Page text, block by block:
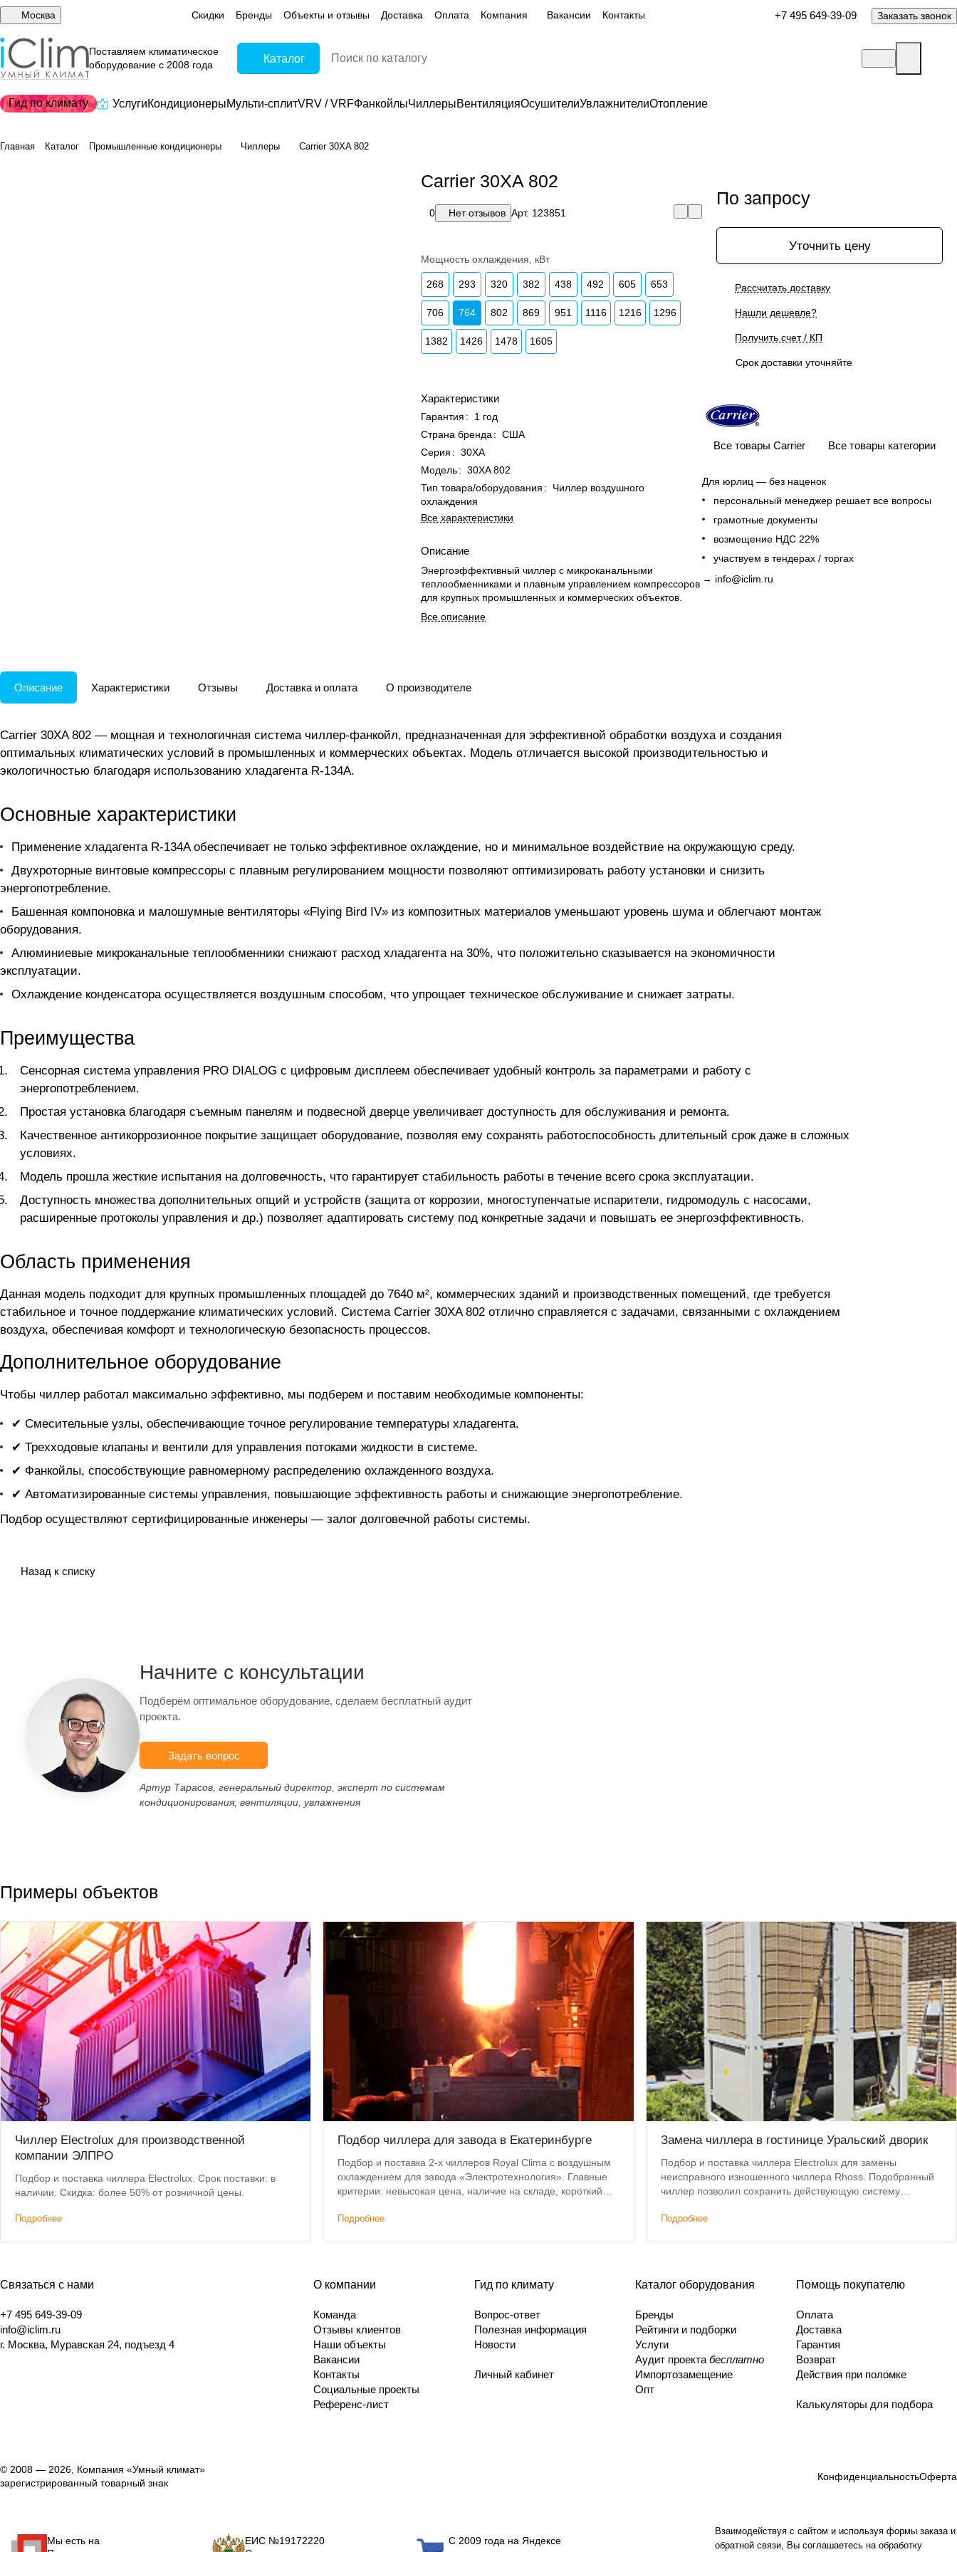
Москва Скидки Бренды Объекты и отзывы Доставка Оплата Компания Вакансии Контакты +7 495 649-39-09 Заказать звонок
Поставляем климатическое
оборудование с 2008 года
Каталог
Гид по климату УслугиКондиционерыМульти-сплитVRV / VRFФанкойлыЧиллерыВентиляцияОсушителиУвлажнителиОтопление
Главная Каталог Промышленные кондиционеры Чиллеры Carrier 30XA 802
Carrier 30XA 802
0 Нет отзывов Арт. 123851
Мощность охлаждения, кВт
268 293 320 382 438 492 605 653
706 764 802 869 951 1116 1216 1296
1382 1426 1478 1605
Характеристики
Гарантия :
1 год
Страна бренда : США
Серия : 30XA
Модель: 30XA 802
Тип товара/оборудования :
Чиллер воздушного
охлаждения
Все характеристики
Описание
Энергоэффективный чиллер с микроканальными
теплообменниками и плавным управлением компрессоров
для крупных промышленных и коммерческих объектов.
Все описание
По запросу
Уточнить цену
Рассчитать доставку
Нашли дешевле?
Получить счет / КП
Срок доставки уточняйте
Все товары Carrier Все товары категории
Для юрлиц — без наценок
персональный менеджер решает все вопросы
грамотные документы
возмещение НДС 22%
участвуем в тендерах / торгах
→ info@iclim.ru
Описание Характеристики Отзывы Доставка и оплата О производителе
Carrier 30XA 802 — мощная и технологичная система чиллер-фанкойл, предназначенная для эффективной обработки воздуха и создания
оптимальных климатических условий в промышленных и коммерческих объектах. Модель отличается высокой производительностью и
экологичностью благодаря использованию хладагента R-134A.
Основные характеристики
Применение хладагента R-134A обеспечивает не только эффективное охлаждение, но и минимальное воздействие на окружающую среду.
Двухроторные винтовые компрессоры с плавным регулированием мощности позволяют оптимизировать работу установки и снизить
энергопотребление.
Башенная компоновка и малошумные вентиляторы «Flying Bird IV» из композитных материалов уменьшают уровень шума и облегчают монтаж
оборудования.
Алюминиевые микроканальные теплообменники снижают расход хладагента на 30%, что положительно сказывается на экономичности
эксплуатации.
Охлаждение конденсатора осуществляется воздушным способом, что упрощает техническое обслуживание и снижает затраты.
Преимущества
Сенсорная система управления PRO DIALOG с цифровым дисплеем обеспечивает удобный контроль за параметрами и работу с
энергопотреблением.
Простая установка благодаря съемным панелям и подвесной дверце увеличивает доступность для обслуживания и ремонта.
Качественное антикоррозионное покрытие защищает оборудование, позволяя ему сохранять работоспособность длительный срок даже в сложных
условиях.
Модель прошла жесткие испытания на долговечность, что гарантирует стабильность работы в течение всего срока эксплуатации.
Доступность множества дополнительных опций и устройств (защита от коррозии, многоступенчатые испарители, гидромодуль с насосами,
расширенные протоколы управления и др.) позволяет адаптировать систему под конкретные задачи и повышать ее энергоэффективность.
Область применения
Данная модель подходит для крупных промышленных площадей до 7640 м², коммерческих зданий и производственных помещений, где требуется
стабильное и точное поддержание климатических условий. Система Carrier 30XA 802 отлично справляется с задачами, связанными с охлаждением
воздуха, обеспечивая комфорт и технологическую безопасность процессов.
Дополнительное оборудование
Чтобы чиллер работал максимально эффективно, мы подберем и поставим необходимые компоненты:
✔ Смесительные узлы, обеспечивающие точное регулирование температуры хладагента.
✔ Трехходовые клапаны и вентили для управления потоками жидкости в системе.
✔ Фанкойлы, способствующие равномерному распределению охлажденного воздуха.
✔ Автоматизированные системы управления, повышающие эффективность работы и снижающие энергопотребление.
Подбор осуществляют сертифицированные инженеры — залог долговечной работы системы.
Назад к списку
Начните с консультации
Подберём оптимальное оборудование, сделаем бесплатный аудит
проекта.
Задать вопрос
Артур Тарасов, генеральный директор, эксперт по системам
кондиционирования, вентиляции, увлажнения
Примеры объектов
Чиллер Electrolux для производственной
компании ЭЛПРО
Подбор и поставка чиллера Electrolux. Срок поставки: в
наличии. Скидка: более 50% от розничной цены.
Подробнее
Подбор чиллера для завода в Екатеринбурге
Подбор и поставка 2-х чиллеров Royal Clima с воздушным
охлаждением для завода «Электротехнология». Главные
критерии: невысокая цена, наличие на складе, короткий
Подробнее
Замена чиллера в гостинице Уральский дворик
Подбор и поставка чиллера Electrolux для замены
неисправного изношенного чиллера Rhoss. Подобранный
чиллер позволил сохранить действующую систему
Подробнее
Связаться с нами
+7 495 649-39-09
info@iclim.ru
г. Москва, Муравская 24, подъезд 4
О компании
Команда
Отзывы клиентов
Наши объекты
Вакансии
Контакты
Социальные проекты
Референс-лист
Гид по климату
Вопрос-ответ
Полезная информация
Новости
Личный кабинет
Каталог оборудования
Бренды
Рейтинги и подборки
Услуги
Аудит проекта бесплатно
Импортозамещение
Опт
Помощь покупателю
Оплата
Доставка
Гарантия
Возврат
Действия при поломке
Калькуляторы для подбора
© 2008 — 2026, Компания «Умный климат»
зарегистрированный товарный знак
КонфиденциальностьОферта
Взаимодействуя с сайтом и используя формы заказа и
обратной связи, Вы соглашаетесь на обработку
Мы есть на
ЕИС №19172220
С 2009 года на Яндексе